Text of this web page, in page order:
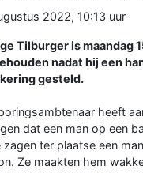
2022, 10:13 uur
Tilburger is
nadat hij een
gesteld.
heeft
dat een man op een
ter plaatse een
Ze maakten hem